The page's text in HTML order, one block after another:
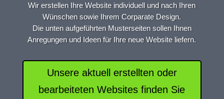
Wir erstellen Ihre Website individuell und nach Ihren
Wünschen sowie Ihrem Corparate Design.
Die unten aufgeführten Musterseiten sollen Ihnen
Anregungen und Ideen für Ihre neue Website liefern.
Unsere aktuell erstellten oder
bearbeiteten Websites finden Sie